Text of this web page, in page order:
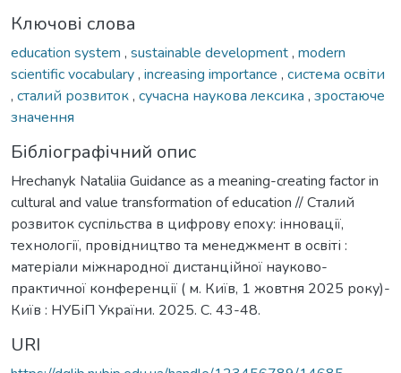
Ключові слова
education system , sustainable development, modern
scientific vocabulary, increasing importance , система освіти
, сталий розвиток, сучасна наукова лексика , зростаюче
значення
Бібліографічний опис
Hrechanyk Nataliia Guidance as a meaning-creating factor in
cultural and value transformation of education // Сталий
розвиток суспільства в цифрову епоху: інновації,
технології, провідництво та менеджмент в освіті :
матеріали міжнародної дистанційної науково-
практичної конференції ( м. Київ, 1 жовтня 2025 року)-
Київ : НУБіП України. 2025. С. 43-48.
URI